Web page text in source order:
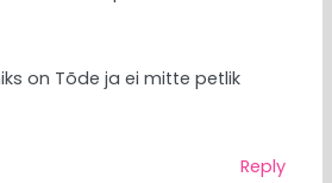
on Tõde ja ei mitte petlik
Reply